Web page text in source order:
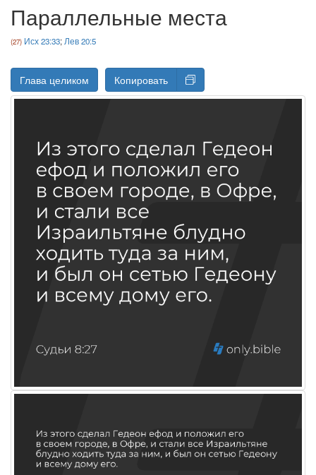
Параллельные места
Исх 23:33; Лев 20:5
Глава целиком Копировать